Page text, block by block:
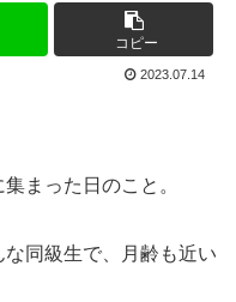
コピー
2023.07.14
まった日のこと。
同級生で、月齢も近い